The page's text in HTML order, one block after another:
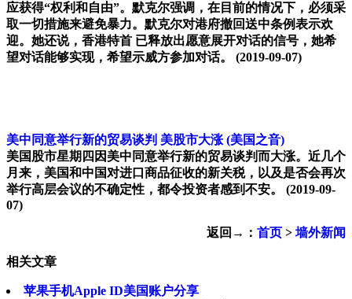
应获得“权利和自由”。默克尔强调，在目前的情况下，必须采
取一切措施来避免暴力。默克尔对港府撤回送中条例表示欢
迎。她还说，香港特首 已释放出愿意展开对话的信号，她希
望对话能够实现，希望示威方参加对话。 (2019-09-07)
美中同意举行新的贸易谈判 美股市大涨 (美国之音)
美国股市星期四因美中同意举行新的贸易谈判而大涨。近几个
月来，美国和中国对进口商品征收的新关税，以及是否会再次
举行高层会议的不确定性，都令投资者感到不安。
(2019-09-
07)
返回→： 首页 > 墙外新闻
相关文章
苹果手机Apple ID美国账户分享